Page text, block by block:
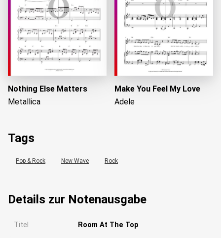
Nothing Else Matters
Metallica
Make You Feel My Love
Adele
Tags
Pop & Rock New Wave Rock
Details zur Notenausgabe
Titel Room At The Top